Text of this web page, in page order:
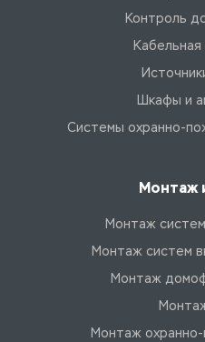
Контроль
Шкафы и
Системы охранно-
Монтаж
Монтаж
Монтаж систем
Монтаж
Монтаж